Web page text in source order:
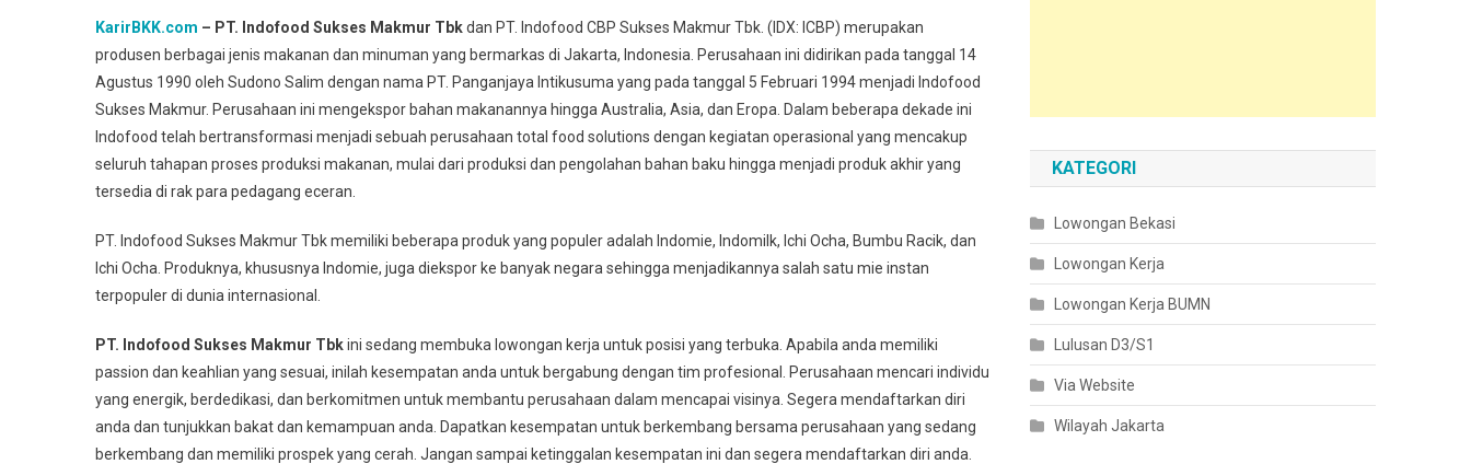
KarirBKK.com – PT. Indofood Sukses Makmur Tbkdan PT. Indofood CBP Sukses Makmur Tbk. (IDX: ICBP) merupakan
produsen berbagai jenis makanan dan minuman yang bermarkas di Jakarta, Indonesia. Perusahaan ini didirikan pada tanggal 14
Agustus 1990 oleh Sudono Salim dengan nama PT. Panganjaya Intikusuma yang pada tanggal 5 Februari 1994 menjadi Indofood
Sukses Makmur. Perusahaan ini mengekspor bahan makanannya hingga Australia, Asia, dan Eropa. Dalam beberapa dekade ini
Indofood telah bertransformasi menjadi sebuah perusahaan total food solutions dengan kegiatan operasional yang mencakup
seluruh tahapan proses produksi makanan, mulai dari produksi dan pengolahan bahan baku hingga menjadi produk akhir yang
tersedia di rak para pedagang eceran.
PT. Indofood Sukses Makmur Tbk memiliki beberapa produk yang populer adalah Indomie, Indomilk, Ichi Ocha, Bumbu Racik, dan
Ichi Ocha. Produknya, khususnya Indomie, juga diekspor ke banyak negara sehingga menjadikannya salah satu mie instan
terpopuler di dunia internasional.
PT. Indofood Sukses Makmur Tbkini sedang membuka lowongan kerja untuk posisi yang terbuka. Apabila anda memiliki
passion dan keahlian yang sesuai, inilah kesempatan anda untuk bergabung dengan tim profesional. Perusahaan mencari individu
yang energik, berdedikasi, dan berkomitmen untuk membantu perusahaan dalam mencapai visinya. Segera mendaftarkan diri
anda dan tunjukkan bakat dan kemampuan anda. Dapatkan kesempatan untuk berkembang bersama perusahaan yang sedang
berkembang dan memiliki prospek yang cerah. Jangan sampai ketinggalan kesempatan ini dan segera mendaftarkan diri anda.
KATEGORI
Lowongan Bekasi
Lowongan Kerja
Lowongan Kerja BUMN
Lulusan D3/S1
Via Website
Wilayah Jakarta